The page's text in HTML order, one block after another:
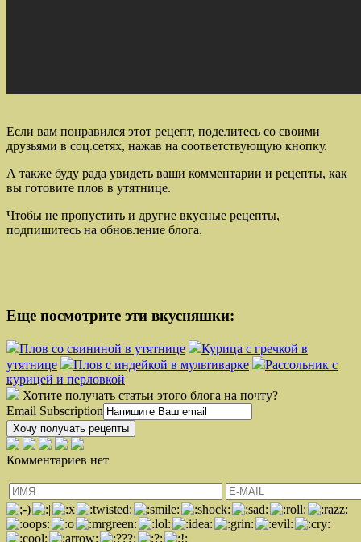
Если вам понравился этот рецепт, поделитесь со своими
друзьями в соц.сетях, нажав на соответствующую кнопку.
А также буду рада увидеть ваши комментарии и рецепты, как
вы готовите плов в утятнице.
Чтобы не пропустить и другие вкусные рецепты,
подпишитесь на обновление блога.
Еще посмотрите эти вкусняшки:
Плов со свининой в утятнице
Курица с гречкой в
утятнице
Плов с индейкой в мультиварке
Рассольник с
курицей и перловкой
Хотите получать статьи этого блога на почту?
Email Subscription
Хочу получать рецепты
Комментариев нет